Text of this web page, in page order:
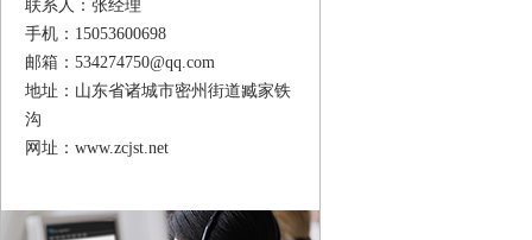
联系人：张经理
手机：15053600698
邮箱：534274750@qq.com
地址：山东省诸城市密州街道臧家铁
沟
网址：www.zcjst.net